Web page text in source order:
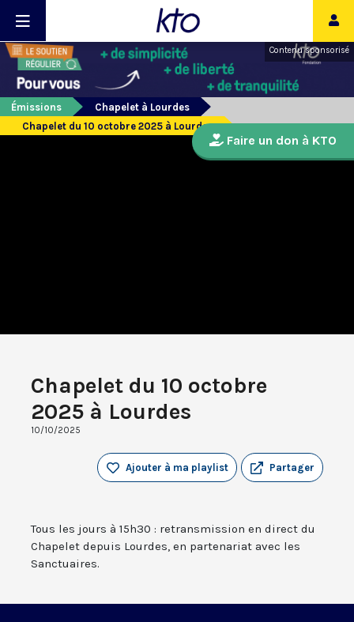
Contenu sponsorisé
Émissions
Chapelet à Lourdes
Chapelet du 10 octobre 2025 à Lourdes
Chapelet du 10 octobre
2025 à Lourdes
10/10/2025
Partager
Ajouter à ma playlist
Tous les jours à 15h30 : retransmission en direct du
Chapelet depuis Lourdes, en partenariat avec les
Sanctuaires.
Faire un don à KTO